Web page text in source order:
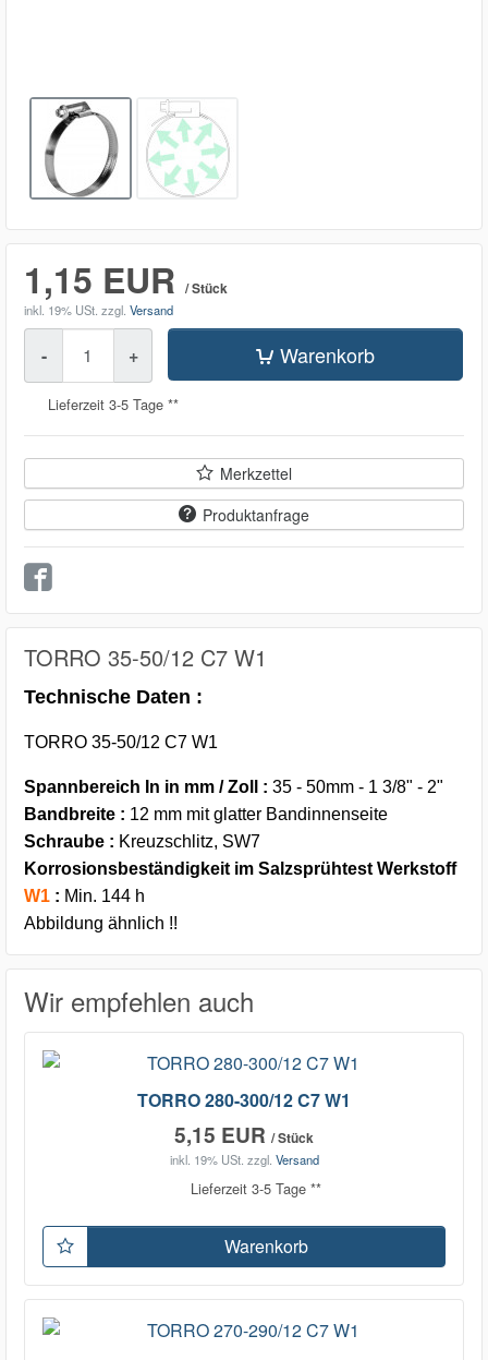
1,15 EUR / Stück
inkl. 19% USt. zzgl. Versand
- + Warenkorb
Lieferzeit 3-5 Tage **
Merkzettel
Produktanfrage
TORRO 35-50/12 C7 W1
Technische Daten :
TORRO 35-50/12 C7 W1
Spannbereich In in mm / Zoll : 35 - 50mm - 1 3/8" - 2"
Bandbreite : 12 mm mit glatter Bandinnenseite
Schraube : Kreuzschlitz, SW7
Korrosionsbeständigkeit im Salzsprühtest Werkstoff
W1 : Min. 144 h
Abbildung ähnlich !!
Wir empfehlen auch
TORRO 280-300/12 C7 W1
5,15 EUR / Stück
inkl. 19% USt. zzgl. Versand
Lieferzeit 3-5 Tage **
Warenkorb